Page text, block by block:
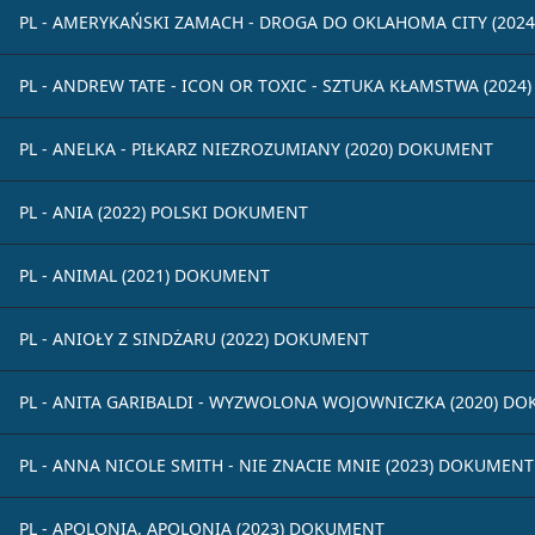
PL - AMERYKAŃSKI ZAMACH - DROGA DO OKLAHOMA CITY
PL - ANDREW TATE - ICON OR TOXIC - SZTUKA KŁAMSTWA
PL - ANELKA - PIŁKARZ NIEZROZUMIANY (2020) DOKUMENT
PL - ANIA (2022) POLSKI DOKUMENT
PL - ANIMAL (2021) DOKUMENT
PL - ANIOŁY Z SINDŻARU (2022) DOKUMENT
PL - ANITA GARIBALDI - WYZWOLONA WOJOWNICZKA (2020)
PL - ANNA NICOLE SMITH - NIE ZNACIE MNIE (2023) DOKUMENT
PL - APOLONIA, APOLONIA (2023) DOKUMENT